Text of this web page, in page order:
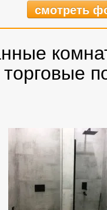
смотреть